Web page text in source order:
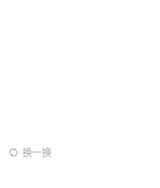
换一换